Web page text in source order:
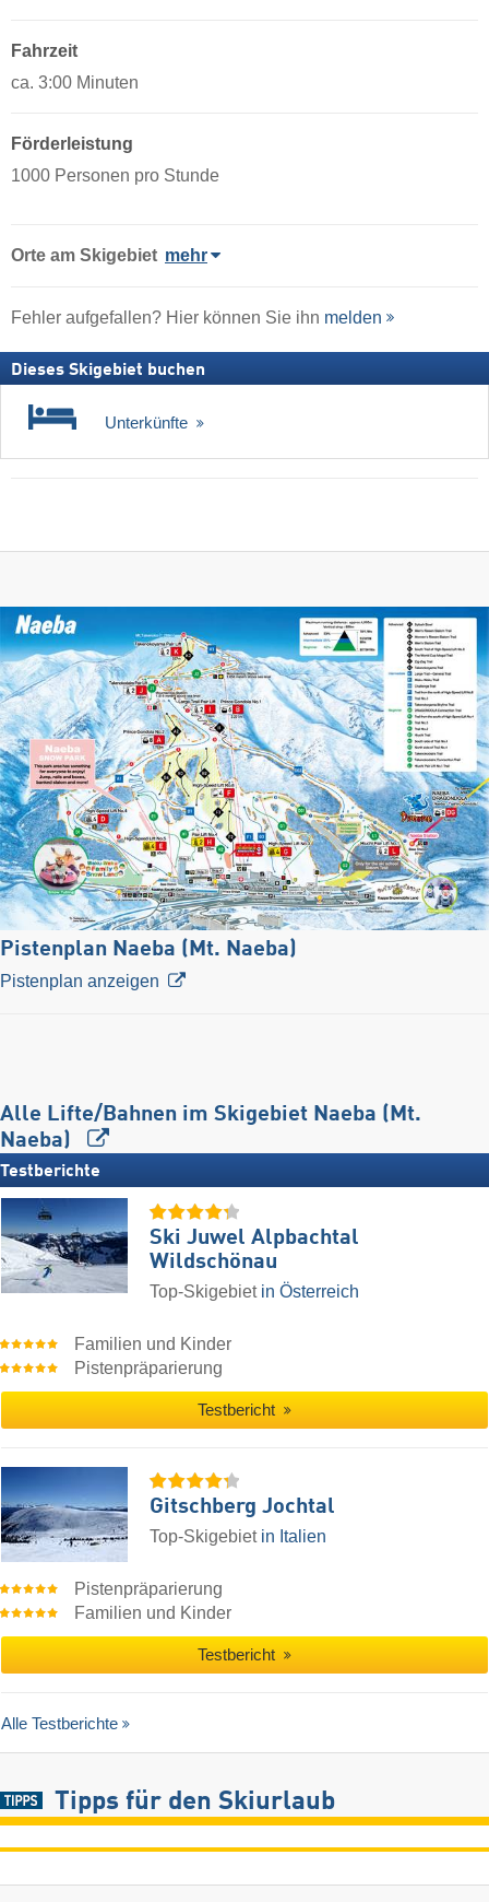
Fahrzeit
ca. 3:00 Minuten
Förderleistung
1000 Personen pro Stunde
Orte am Skigebiet mehr
Fehler aufgefallen? Hier können Sie ihn melden
Dieses Skigebiet buchen
Unterkünfte
Pistenplan Naeba (Mt. Naeba)
Pistenplan anzeigen
Alle Lifte/Bahnen im Skigebiet Naeba (Mt.
Naeba)
Testberichte
Ski Juwel Alpbachtal
Wildschönau
Top-Skigebiet in Österreich
Familien und Kinder
Pistenpräparierung
Testbericht
Gitschberg Jochtal
Top-Skigebiet in Italien
Pistenpräparierung
Familien und Kinder
Testbericht
Alle Testberichte
Tipps für den Skiurlaub